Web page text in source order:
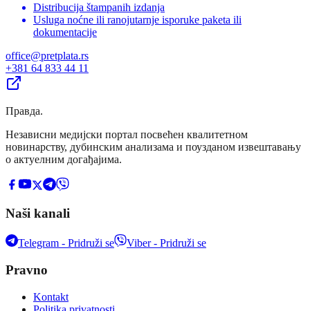
Distribucija štampanih izdanja
Usluga noćne ili ranojutarnje isporuke paketa ili
dokumentacije
office@pretplata.rs
+381 64 833 44 11
Правда.
Независни медијски портал посвећен квалитетном
новинарству, дубинским анализама и поузданом извештавању
о актуелним догађајима.
Naši kanali
Telegram - Pridruži se Viber - Pridruži se
Pravno
Kontakt